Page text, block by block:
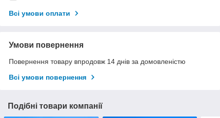
Всі умови оплати
Умови повернення
Повернення товару впродовж 14 днів за домовленістю
Всі умови повернення
Подібні товари компанії